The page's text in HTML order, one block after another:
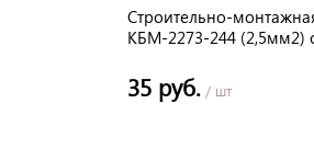
Строительно-
КБМ-2273-244 (2,5мм2)
35 руб. / шт